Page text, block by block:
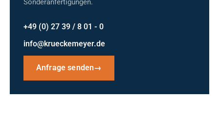
Sonderanfertigungen.
+49 (0) 27 39 / 8 01 - 0
info@krueckemeyer.de
Anfrage senden→